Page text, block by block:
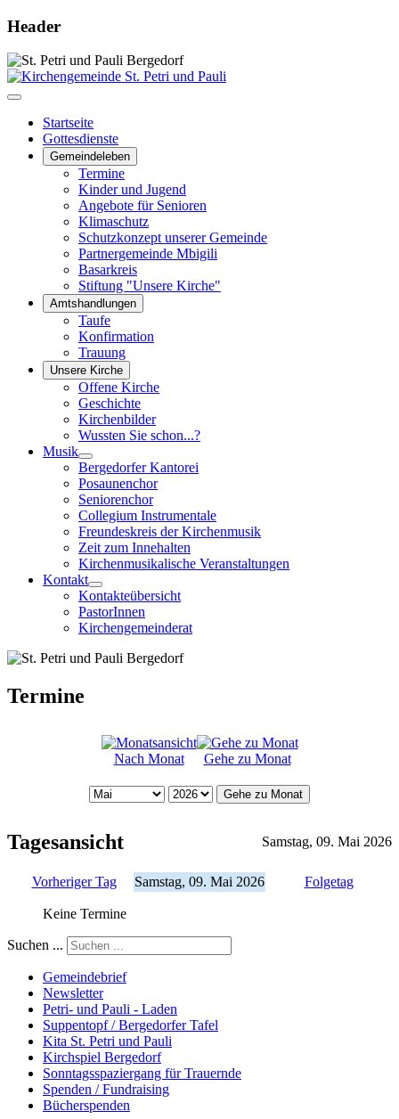
Header
Startseite
Gottesdienste
Gemeindeleben
Termine
Kinder und Jugend
Angebote für Senioren
Klimaschutz
Schutzkonzept unserer Gemeinde
Partnergemeinde Mbigili
Basarkreis
Stiftung "Unsere Kirche"
Amtshandlungen
Taufe
Konfirmation
Trauung
Unsere Kirche
Offene Kirche
Geschichte
Kirchenbilder
Wussten Sie schon...?
Musik
Bergedorfer Kantorei
Posaunenchor
Seniorenchor
Collegium Instrumentale
Freundeskreis der Kirchenmusik
Zeit zum Innehalten
Kirchenmusikalische Veranstaltungen
Kontakt
Kontakteübersicht
PastorInnen
Kirchengemeinderat
Termine
Nach Monat Gehe zu Monat
Gehe zu Monat
Tagesansicht Samstag, 09. Mai 2026
Vorheriger Tag Samstag, 09. Mai 2026 Folgetag
Keine Termine
Suchen ...
Gemeindebrief
Newsletter
Petri- und Pauli - Laden
Suppentopf / Bergedorfer Tafel
Kita St. Petri und Pauli
Kirchspiel Bergedorf
Sonntagsspaziergang für Trauernde
Spenden / Fundraising
Bücherspenden